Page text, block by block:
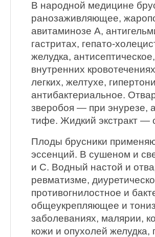
В народной медицине
ранозаживляющее,
авитаминозе А,
гастритах, гепато-
желудка,
внутренних
легких, желтухе,
антибактериальное.
зверобоя — при энурезе,
тифе. Жидкий экстракт —
Плоды брусники
эссенций. В сушеном и
и С. Водный настой и
ревматизме,
противогнилостное и
общеукрепляющее и
заболеваниях, малярии,
кожи и опухолей